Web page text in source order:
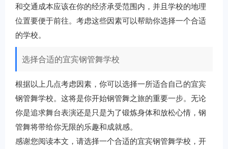
和交通成本应该在你的经济承受范围内，并且学校的地理
位置要便于前往。考虑这些因素可以帮助你选择一个合适
的学校。
选择合适的宜宾钢管舞学校
根据以上几点考虑因素，你可以选择一所适合自己的宜宾
钢管舞学校。这将是你开始钢管舞之旅的重要一步。无论
你是追求舞台表演还是只是为了锻炼身体和放松心情，钢
管舞将带给你无限的乐趣和成就感。
感谢您阅读本文，请选择一个合适的宜宾钢管舞学校，开